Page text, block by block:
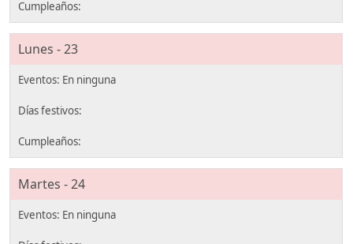
Lunes - 23
Martes - 24